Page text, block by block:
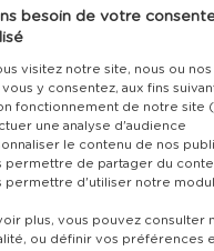
besoin de votre
visitez notre site, nous ou
y consentez, aux fins
fonctionnement de notre site
une analyse d'audience
le contenu de nos
permettre de partager du
permettre d'utiliser notre
plus, vous pouvez
ou définir vos préférences